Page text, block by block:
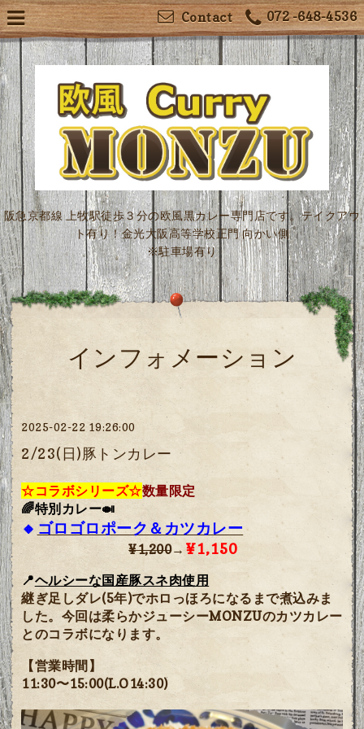
072 -648-4536
Contact
阪急京都線 上牧駅徒歩３分の欧風黒カレー専門店です。テイクアウ
ト有り！金光大阪高等学校正門 向かい側
※駐車場有り
インフォメーション
2025-02-22 19:26:00
2/23(日)豚トンカレー
☆コラボシリーズ☆数量限定
🌈特別カレー🍛
🔸 ゴロゴロポーク＆カツカレー
¥1,200→¥1,150
📍ヘルシーな国産豚スネ肉使用
継ぎ足しダレ(5年)でホロっほろになるまで煮込みま
した。今回は柔らかジューシーMONZUのカツカレー
とのコラボになります。
【営業時間】
11:30〜15:00(L.O14:30)